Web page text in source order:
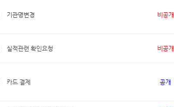
기관명변경 비공개
실적관련 확인요청 비공개
카드 결제 공개